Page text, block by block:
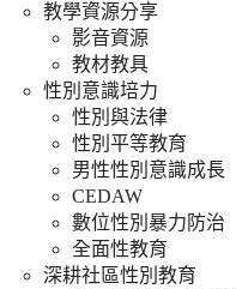
教學資源分享
影音資源
教材教具
性別意識培力
性別與法律
性別平等教育
男性性別意識成長
CEDAW
數位性別暴力防治
全面性教育
深耕社區性別教育